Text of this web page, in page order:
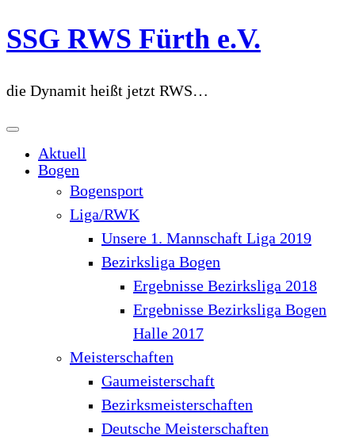
Zum
Inhalt
SSG RWS Fürth e.V.
die Dynamit heißt jetzt RWS…
Aktuell
Bogen
Bogensport
Liga/RWK
Unsere 1. Mannschaft Liga 2019
Bezirksliga Bogen
Ergebnisse Bezirksliga 2018
Ergebnisse Bezirksliga Bogen
Halle 2017
Meisterschaften
Gaumeisterschaft
Bezirksmeisterschaften
Deutsche Meisterschaften